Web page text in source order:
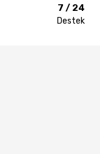
7 / 24
Destek